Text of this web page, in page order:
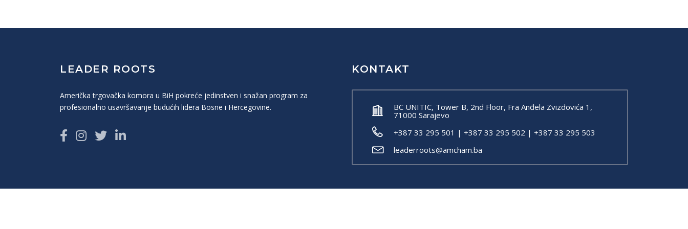
LEADER ROOTS
Američka trgovačka komora u BiH pokreće jedinstven i snažan program za
profesionalno usavršavanje budućih lidera Bosne i Hercegovine.
KONTAKT
BC UNITIC, Tower B, 2nd Floor, Fra Anđela Zvizdovića 1,
71000 Sarajevo
+387 33 295 501 | +387 33 295 502 | +387 33 295 503
leaderroots@amcham.ba